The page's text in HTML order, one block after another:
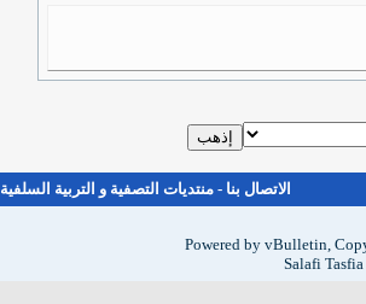
الاتصال بنا - منتديات التصفية و التربية السلفية
Powered by vBulletin,
Salafi